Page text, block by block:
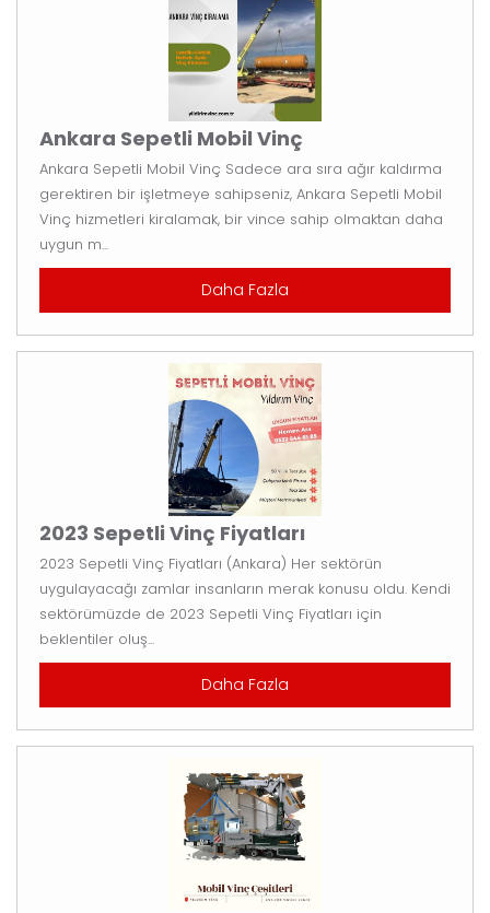
Ankara Sepetli Mobil Vinç
Ankara Sepetli Mobil Vinç Sadece ara sıra ağır kaldırma
gerektiren bir işletmeye sahipseniz, Ankara Sepetli Mobil
Vinç hizmetleri kiralamak, bir vince sahip olmaktan daha
uygun m...
Daha Fazla
2023 Sepetli Vinç Fiyatları
2023 Sepetli Vinç Fiyatları (Ankara) Her sektörün
uygulayacağı zamlar insanların merak konusu oldu. Kendi
sektörümüzde de 2023 Sepetli Vinç Fiyatları için
beklentiler oluş...
Daha Fazla